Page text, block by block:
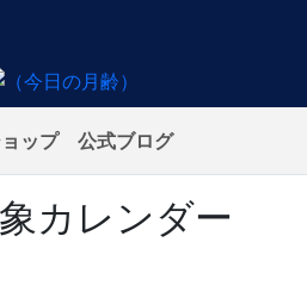
ップ 公式ブログ
カレンダー